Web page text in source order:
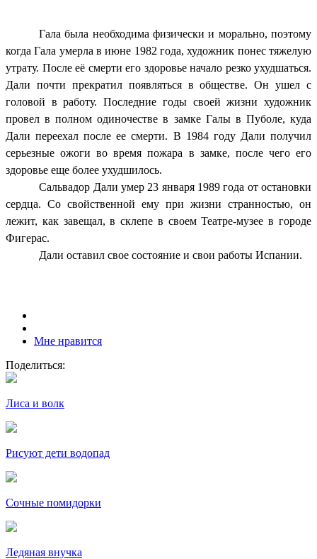
Гала была необходима физически и морально, поэтому
когда Гала умерла в июне 1982 года, художник понес тяжелую
утрату. После её смерти его здоровье начало резко ухудшаться.
Дали почти прекратил появляться в обществе. Он ушел с
головой в работу. Последние годы своей жизни художник
провел в полном одиночестве в замке Галы в Пуболе, куда
Дали переехал после ее смерти. В 1984 году Дали получил
серьезные ожоги во время пожара в замке, после чего его
здоровье еще более ухудшилось.
Сальвадор Дали умер 23 января 1989 года от остановки
сердца. Со свойственной ему при жизни странностью, он
лежит, как завещал, в склепе в своем Театре-музее в городе
Фигерас.
Дали оставил свое состояние и свои работы Испании.
Мне нравится
Поделиться:
Лиса и волк
Рисуют дети водопад
Сочные помидорки
Ледяная внучка